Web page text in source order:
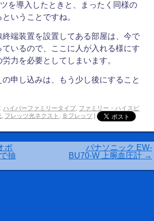
を導入したときと、まったく同様の
いうことですね。
端装置を設置してある部屋は、今で
いるので、ここに人が入れる様にす
力を必要としてしまいます。
申し込みは、もう少し後にすること
ハイパーファミリータイプ, ファミリー・ハイスピ
, フレッツ光ネクスト , Ｂフレッツ
ボ
抽
パナソニック EW-
BU70-W 上腕血圧計 →